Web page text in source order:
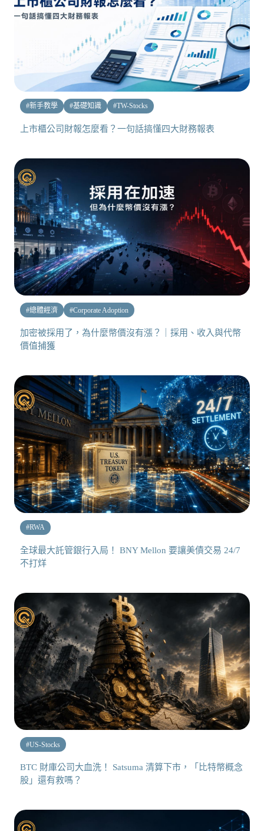
#新手教學 #基礎知識 #TW-Stocks
上市櫃公司財報怎麼看？一句話搞懂四大財務報表
#總體經濟 #Corporate Adoption
加密被採用了，為什麼幣價沒有漲？｜採用、收入與代幣
價值捕獲
#RWA
全球最大託管銀行入局！ BNY Mellon 要讓美債交易 24/7
不打烊
#US-Stocks
BTC 財庫公司大血洗！ Satsuma 清算下市，「比特幣概念
股」還有救嗎？